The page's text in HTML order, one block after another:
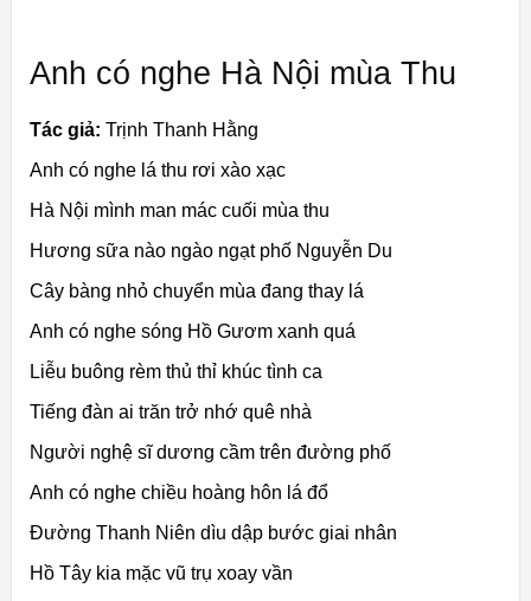
Anh có nghe Hà Nội mùa Thu
Tác giả: Trịnh Thanh Hằng
Anh có nghe lá thu rơi xào xạc
Hà Nội mình man mác cuối mùa thu
Hương sữa nào ngào ngạt phố Nguyễn Du
Cây bàng nhỏ chuyển mùa đang thay lá
Anh có nghe sóng Hồ Gươm xanh quá
Liễu buông rèm thủ thỉ khúc tình ca
Tiếng đàn ai trăn trở nhớ quê nhà
Người nghệ sĩ dương cầm trên đường phố
Anh có nghe chiều hoàng hôn lá đổ
Đường Thanh Niên dìu dập bước giai nhân
Hồ Tây kia mặc vũ trụ xoay vần